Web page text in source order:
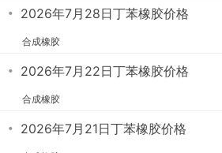
・ 2026年7月28日丁苯橡胶价格
合成橡胶
・ 2026年7月22日丁苯橡胶价格
合成橡胶
・ 2026年7月21日丁苯橡胶价格